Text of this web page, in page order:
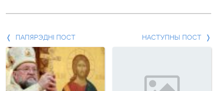
Папярэдні
пост
і
наступны
ПАПЯРЭДНІ ПОСТ НАСТУПНЫ ПОСТ